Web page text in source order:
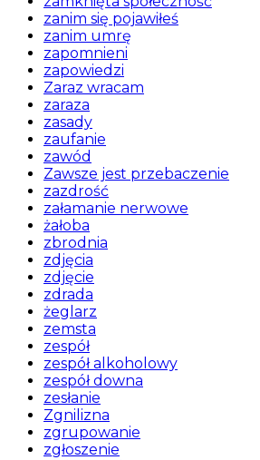
zanim się pojawiłeś
zanim umrę
zapomnieni
zapowiedzi
Zaraz wracam
zaraza
zasady
zaufanie
zawód
Zawsze jest przebaczenie
zazdrość
załamanie nerwowe
żałoba
zbrodnia
zdjęcia
zdjęcie
zdrada
żeglarz
zemsta
zespół
zespół alkoholowy
zespół downa
zesłanie
Zgnilizna
zgrupowanie
zgłoszenie